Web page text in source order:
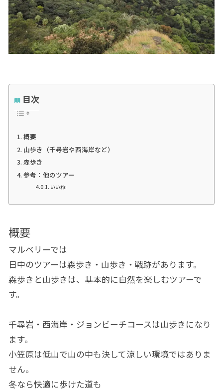
目次
概要
山歩き（千尋岩や西海岸など）
森歩き
参考：他のツアー
いいね:
概要
マルベリーでは
日中のツアーは森歩き・山歩き・戦跡があります。
森歩きと山歩きは、基本的に自然を楽しむツアーで
す。
千尋岩・西海岸・ジョンビーチコースは山歩きになり
ます。
小笠原は低山で山の中も決して涼しい環境ではありま
せん。
冬なら快適に歩けた道も